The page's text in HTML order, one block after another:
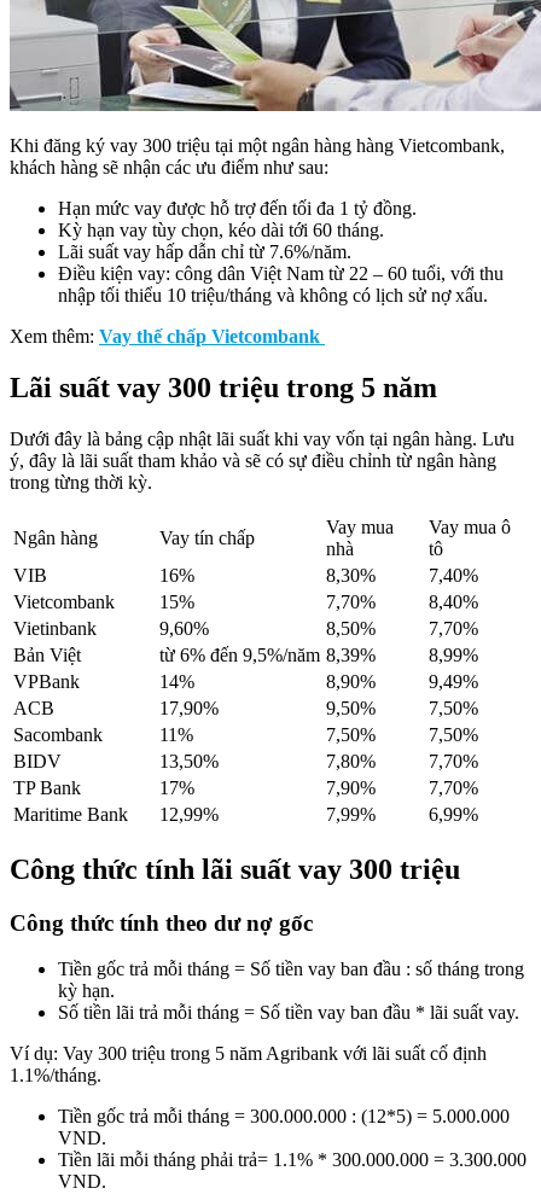
Khi đăng ký vay 300 triệu tại một ngân hàng hàng Vietcombank,
khách hàng sẽ nhận các ưu điểm như sau:
Hạn mức vay được hỗ trợ đến tối đa 1 tỷ đồng.
Kỳ hạn vay tùy chọn, kéo dài tới 60 tháng.
Lãi suất vay hấp dẫn chỉ từ 7.6%/năm.
Điều kiện vay: công dân Việt Nam từ 22 – 60 tuổi, với thu
nhập tối thiểu 10 triệu/tháng và không có lịch sử nợ xấu.
Xem thêm: Vay thế chấp Vietcombank
Lãi suất vay 300 triệu trong 5 năm
Dưới đây là bảng cập nhật lãi suất khi vay vốn tại ngân hàng. Lưu
ý, đây là lãi suất tham khảo và sẽ có sự điều chỉnh từ ngân hàng
trong từng thời kỳ.
Ngân hàng Vay tín chấp
Vay mua
nhà
Vay mua ô
tô
VIB
16% 8,30%
7,40%
Vietcombank
15% 7,70%
8,40%
Vietinbank
9,60% 8,50%
7,70%
Bản Việt
từ 6% đến 9,5%/năm 8,39%
8,99%
VPBank
14% 8,90%
9,49%
ACB
17,90% 9,50%
7,50%
Sacombank
11% 7,50%
7,50%
BIDV
13,50% 7,80%
7,70%
TP Bank
17% 7,90%
7,70%
Maritime Bank
12,99% 7,99% 6,99%
Công thức tính lãi suất vay 300 triệu
Công thức tính theo dư nợ gốc
Tiền gốc trả mỗi tháng = Số tiền vay ban đầu : số tháng trong
kỳ hạn.
Số tiền lãi trả mỗi tháng = Số tiền vay ban đầu * lãi suất vay.
Ví dụ: Vay 300 triệu trong 5 năm Agribank với lãi suất cố định
1.1%/tháng.
Tiền gốc trả mỗi tháng = 300.000.000 : (12*5) = 5.000.000
VND.
Tiền lãi mỗi tháng phải trả= 1.1% * 300.000.000 = 3.300.000
VND.